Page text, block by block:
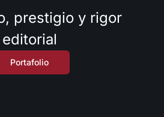
prestigio y rigor
editorial
Portafolio